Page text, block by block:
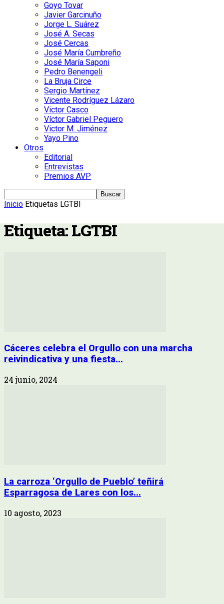
Goyo Tovar
Javier Garcinuño
Jorge L. Suárez
José A. Secas
José Cercas
José María Cumbreño
José María Saponi
Pedro Benengeli
La Bruja Circe
Sergio Martínez
Vicente Rodríguez Lázaro
Victor Casco
Víctor Gabriel Peguero
Victor M. Jiménez
Yayo Pino
Otros
Editorial
Entrevistas
Premios AVP
Inicio Etiquetas LGTBI
Etiqueta: LGTBI
Cáceres celebra el Orgullo con una marcha
reivindicativa y una fiesta...
24 junio, 2024
La carroza ‘Orgullo de Pueblo’ teñirá
Esparragosa de Lares con los...
10 agosto, 2023